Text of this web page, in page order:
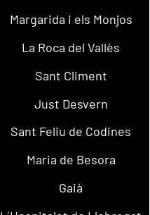
Margarida i els Monjos
La Roca del Vallès
Sant Climent
Just Desvern
Sant Feliu de Codines
Maria de Besora
Gaià